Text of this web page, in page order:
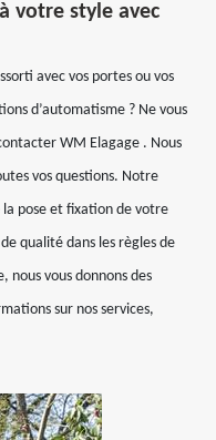
votre style avec
avec vos portes ou vos
d’automatisme ? Ne vous
WM Elagage . Nous
vos questions. Notre
pose et fixation de votre
qualité dans les règles de
nous vous donnons des
sur nos services,